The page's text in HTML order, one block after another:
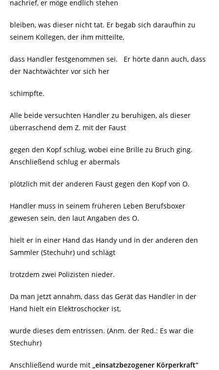
nachrief, er möge endlich stehen
bleiben, was dieser nicht tat. Er begab sich daraufhin zu
seinem Kollegen, der ihm mitteilte,
dass Handler festgenommen sei.
Er hörte dann auch, dass
der Nachtwächter vor sich her
schimpfte.
Alle beide versuchten Handler zu beruhigen, als dieser
überraschend dem Z. mit der Faust
gegen den Kopf schlug, wobei eine Brille zu Bruch ging.
Anschließend schlug er abermals
plötzlich mit der anderen Faust gegen den Kopf von O.
Handler muss in seinem früheren Leben Berufsboxer
gewesen sein, den laut Angaben des O.
hielt er in einer Hand das Handy und in der anderen den
Sammler (Stechuhr) und schlägt
trotzdem zwei Polizisten nieder.
Da man jetzt annahm, dass das Gerät das Handler in der
Hand hielt ein Elektroschocker ist,
wurde dieses dem entrissen. (Anm. der Red.: Es war die
Stechuhr)
Anschließend wurde mit „einsatzbezogener Körperkraft“